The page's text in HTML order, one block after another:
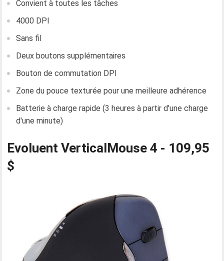
Convient à toutes les tâches
4000 DPI
Sans fil
Deux boutons supplémentaires
Bouton de commutation DPI
Zone du pouce texturée pour une meilleure adhérence
Batterie à charge rapide (3 heures à partir d'une charge
d'une minute)
Evoluent VerticalMouse 4 - 109,95
$